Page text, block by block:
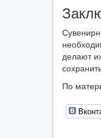
делают
По